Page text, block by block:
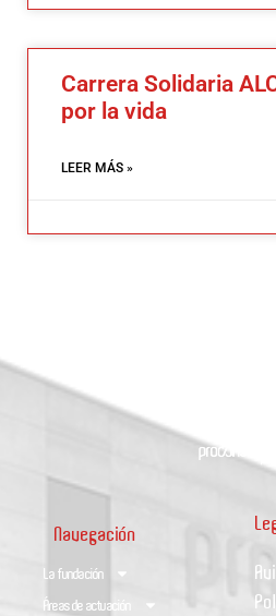
Carrera Solidaria
por la vida
LEER MÁS »
Navegación
La fundación
Áreas de actuación